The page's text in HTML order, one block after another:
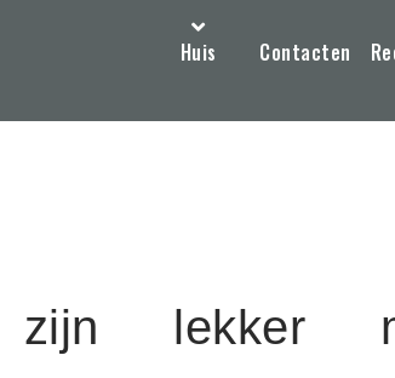
Huis Contacten
zijn lekker